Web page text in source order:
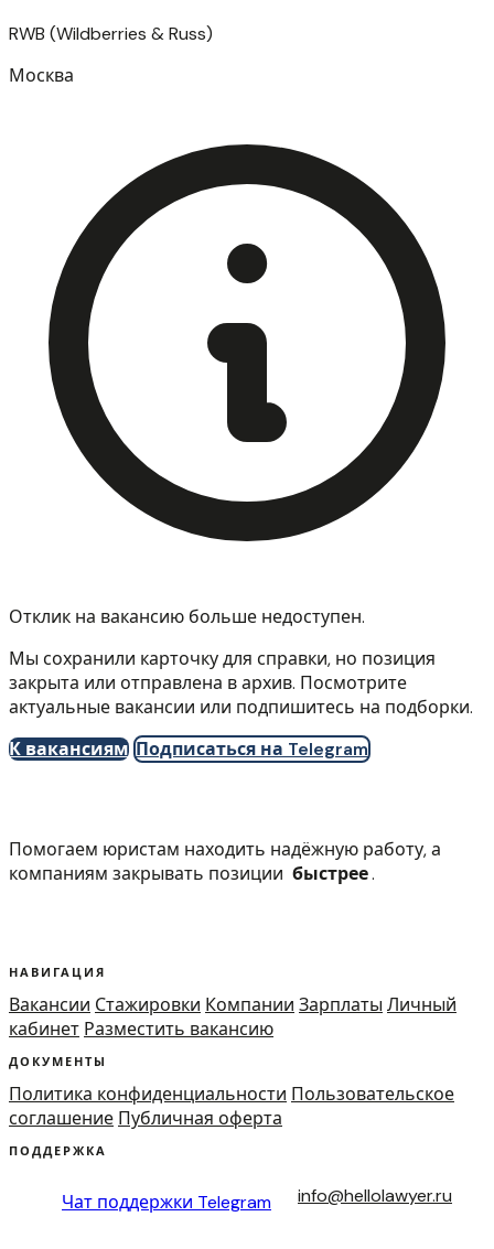
RWB (Wildberries & Russ)
Москва
Отклик на вакансию больше недоступен.
Мы сохранили карточку для справки, но позиция
закрыта или отправлена в архив. Посмотрите
актуальные вакансии или подпишитесь на подборки.
К вакансиям Подписаться на Telegram
Помогаем юристам находить надёжную работу, а
компаниям закрывать позиции быстрее.
НАВИГАЦИЯ
Вакансии Стажировки Компании Зарплаты Личный
кабинет Разместить вакансию
ДОКУМЕНТЫ
Политика конфиденциальности Пользовательское
соглашение Публичная оферта
ПОДДЕРЖКА
Чат поддержки Telegram info@hellolawyer.ru